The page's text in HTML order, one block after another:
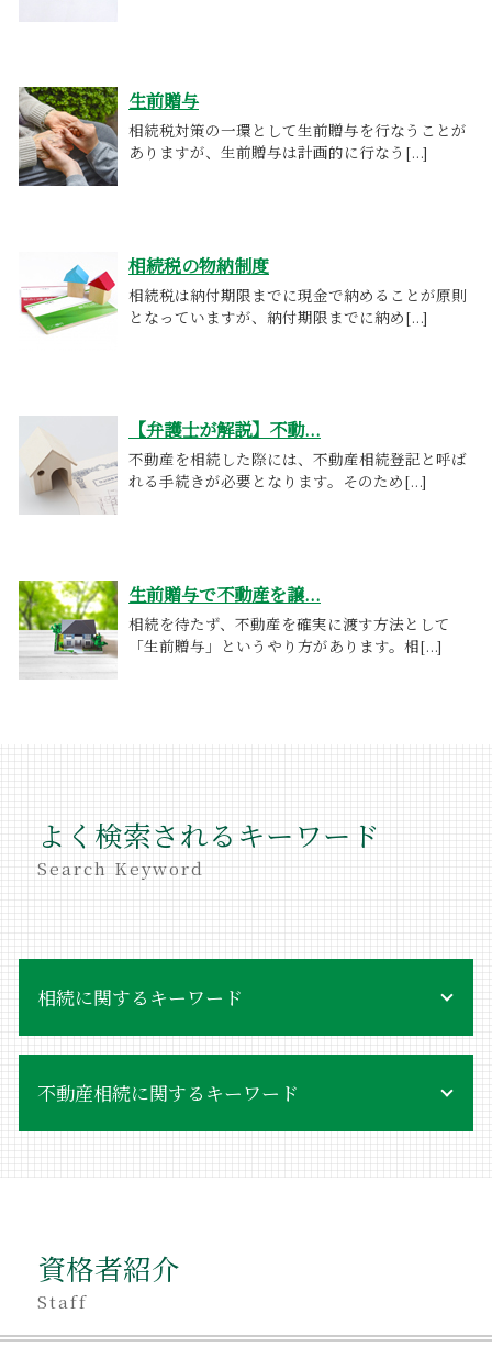
生前贈与
相続税対策の一環として生前贈与を行なうことが
ありますが、生前贈与は計画的に行なう[...]
相続税の物納制度
相続税は納付期限までに現金で納めることが原則
となっていますが、納付期限までに納め[...]
【弁護士が解説】不動...
不動産を相続した際には、不動産相続登記と呼ば
れる手続きが必要となります。そのため[...]
生前贈与で不動産を譲...
相続を待たず、不動産を確実に渡す方法として
「生前贈与」というやり方があります。相[...]
よく検索されるキーワード
Search Keyword
相続に関するキーワード
相続 受け取り方
相続 罰金
相続 印鑑証明
遺産相続手続き
不当利得返還請求 要件
相続 運用
不動産相続に関するキーワード
不動産相続手続き 費用
不動産相続登記 自分で
不動産相続 相談
資格者紹介
Staff